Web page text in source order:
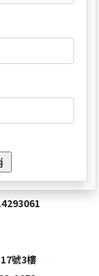
號3樓